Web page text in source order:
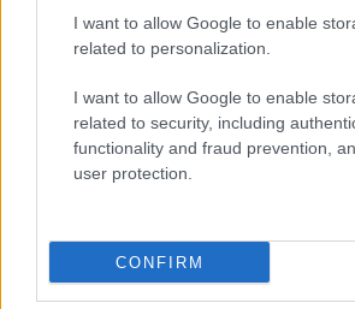
I want to allow Google to enable
related to personalization.
I want to allow Google to enable
related to security, including
functionality and fraud prevention,
user protection.
CONFIRM
tutustuatäältä.
Restolution